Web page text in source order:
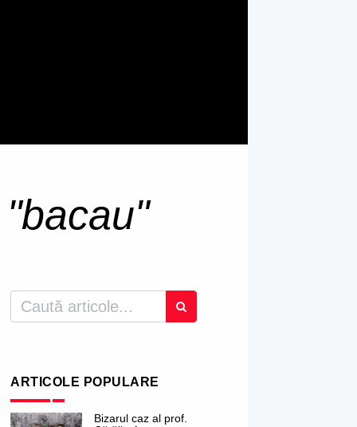
"bacau"
ARTICOLE POPULARE
Bizarul caz al prof.